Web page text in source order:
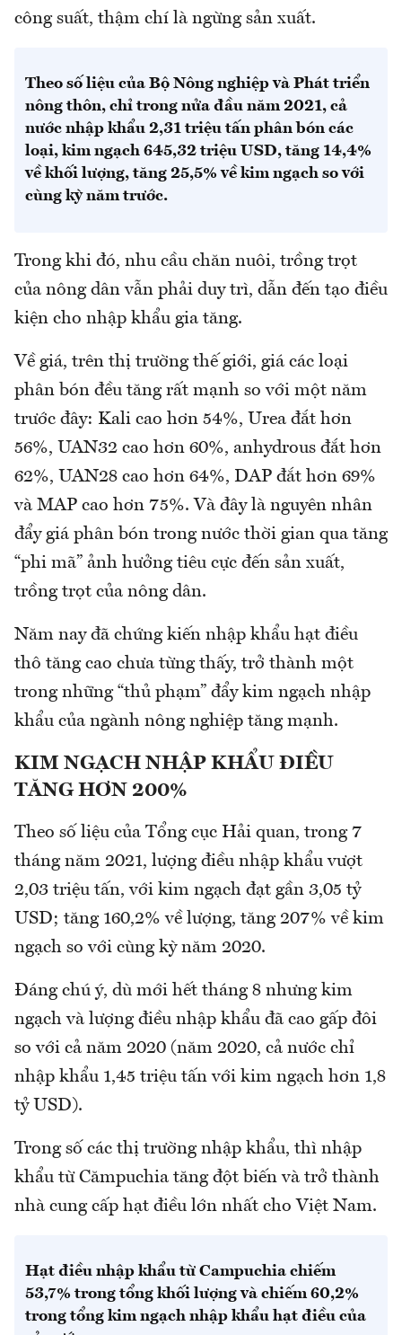
công suất, thậm chí là ngừng sản xuất.
Theo số liệu của Bộ Nông nghiệp và Phát triển
nông thôn, chỉ trong nửa đầu năm 2021, cả
nước nhập khẩu 2,31 triệu tấn phân bón các
loại, kim ngạch 645,32 triệu USD, tăng 14,4%
về khối lượng, tăng 25,5% về kim ngạch so với
cùng kỳ năm trước.
Trong khi đó, nhu cầu chăn nuôi, trồng trọt
của nông dân vẫn phải duy trì, dẫn đến tạo điều
kiện cho nhập khẩu gia tăng.
Về giá, trên thị trường thế giới, giá các loại
phân bón đều tăng rất mạnh so với một năm
trước đây: Kali cao hơn 54%, Urea đắt hơn
56%, UAN32 cao hơn 60%, anhydrous đắt hơn
62%, UAN28 cao hơn 64%, DAP đắt hơn 69%
và MAP cao hơn 75%. Và đây là nguyên nhân
đẩy giá phân bón trong nước thời gian qua tăng
“phi mã” ảnh hưởng tiêu cực đến sản xuất,
trồng trọt của nông dân.
Năm nay đã chứng kiến nhập khẩu hạt điều
thô tăng cao chưa từng thấy, trở thành một
trong những “thủ phạm” đẩy kim ngạch nhập
khẩu của ngành nông nghiệp tăng mạnh.
KIM NGẠCH NHẬP KHẨU ĐIỀU
TĂNG HƠN 200%
Theo số liệu của Tổng cục Hải quan, trong 7
tháng năm 2021, lượng điều nhập khẩu vượt
2,03 triệu tấn, với kim ngạch đạt gần 3,05 tỷ
USD; tăng 160,2% về lượng, tăng 207% về kim
ngạch so với cùng kỳ năm 2020.
Đáng chú ý, dù mới hết tháng 8 nhưng kim
ngạch và lượng điều nhập khẩu đã cao gấp đôi
so với cả năm 2020 (năm 2020, cả nước chỉ
nhập khẩu 1,45 triệu tấn với kim ngạch hơn 1,8
tỷ USD).
Trong số các thị trường nhập khẩu, thì nhập
khẩu từ Cămpuchia tăng đột biến và trở thành
nhà cung cấp hạt điều lớn nhất cho Việt Nam.
Hạt điều nhập khẩu từ Campuchia chiếm
53,7% trong tổng khối lượng và chiếm 60,2%
trong tổng kim ngạch nhập khẩu hạt điều của